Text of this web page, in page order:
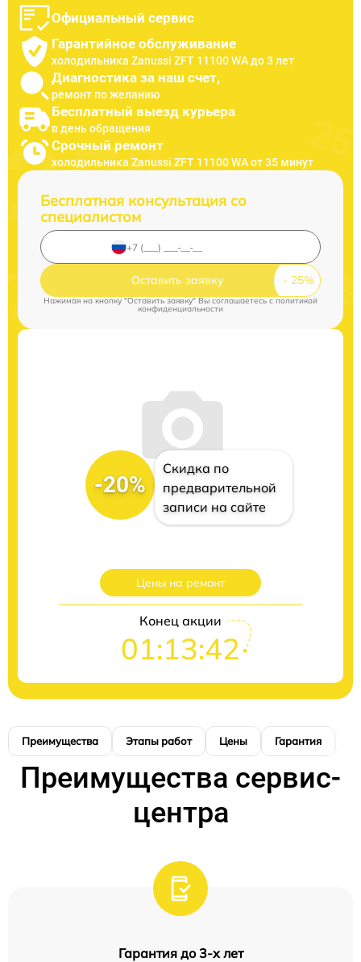
Официальный сервис
Гарантийное обслуживание
холодильника Zanussi ZFT 11100 WA до 3 лет
Диагностика за наш счет,
ремонт по желанию
Бесплатный выезд курьера
в день обращения
Срочный ремонт
холодильника Zanussi ZFT 11100 WA от 35 минут
Бесплатная консультация со
специалистом
Оставить заявку
Нажимая на кнопку "Оставить заявку" Вы соглашаетесь cполитикой
конфиденциальности
-20%
Скидка по
предварительной
записи на сайте
Цены на ремонт
Конец акции
01:13:41
Преимущества Этапы работ Цены Гарантия
Преимущества сервис-
центра
Гарантия до 3-х лет